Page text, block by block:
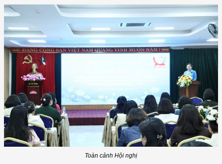
Toàn cảnh Hội nghị